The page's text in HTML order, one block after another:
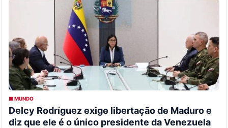
■ MUNDO
Delcy Rodríguez exige libertação de Maduro e
diz que ele é o único presidente da Venezuela